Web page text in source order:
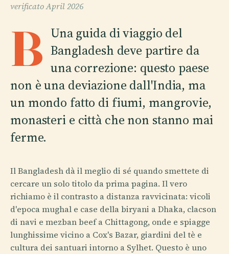
verificatoApril 2026
B Una guida di viaggio del
Bangladesh deve partire da
una correzione: questo paese
non è una deviazione dall'India, ma
un mondo fatto di fiumi, mangrovie,
monasteri e città che non stanno mai
ferme.
Il Bangladesh dà il meglio di sé quando smettete di
cercare un solo titolo da prima pagina. Il vero
richiamo è il contrasto a distanza ravvicinata: vicoli
d'epoca mughal e case della biryani a Dhaka, clacson
di navi e mezban beef a Chittagong, onde e spiagge
lunghissime vicino a Cox's Bazar, giardini del tè e
cultura dei santuari intorno a Sylhet. Questo è uno